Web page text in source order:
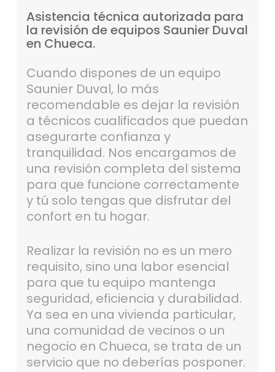
Asistencia técnica autorizada para
la revisión deequipos Saunier Duval
en Chueca.
Cuando dispones de un equipo
Saunier Duval, lo más
recomendable es dejar la revisión
a técnicos cualificados que puedan
asegurarte confianza y
tranquilidad. Nos encargamos de
una revisión completa del sistema
para que funcione correctamente
y tú solo tengas que disfrutar del
confort en tu hogar.
Realizar la revisión no es un mero
requisito, sino una labor esencial
para que tu equipo mantenga
seguridad, eficiencia y durabilidad.
Ya sea en una vivienda particular,
una comunidad de vecinos o un
negocio en Chueca, se trata de un
servicio que no deberías posponer.